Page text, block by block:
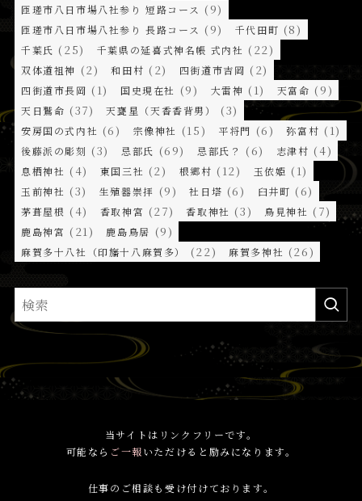
匝瑳市八日市場八社参り 短路コース (9)
匝瑳市八日市場八社参り 長路コース (9) 千代田町 (8)
千葉氏 (25) 千葉県の延喜式神名帳 式内社 (22)
双体道祖神 (2) 和田村 (2) 四街道市吉岡 (2)
四街道市長岡 (1) 国史現在社 (9) 大雷神 (1) 天富命 (9)
天日鷲命 (37) 天甕星（天香香背男） (3)
安房国の式内社 (6) 宗像神社 (15) 平将門 (6) 弥富村 (1)
後藤派の彫刻 (3) 忌部氏 (69) 忌部氏？ (6) 志津村 (4)
息栖神社 (4) 東国三社 (2) 根郷村 (12) 玉依姫 (1)
玉前神社 (3) 生殖器崇拝 (9) 社日塔 (6) 臼井町 (6)
茅葺屋根 (4) 香取神宮 (27) 香取神社 (3) 鳥見神社 (7)
鹿島神宮 (21) 鹿島鳥居 (9)
麻賀多十八社（印旛十八麻賀多） (22) 麻賀多神社 (26)
当サイトはリンクフリーです。
可能なら ご一報いただけると励みになります。
仕事のご相談も受け付けております。